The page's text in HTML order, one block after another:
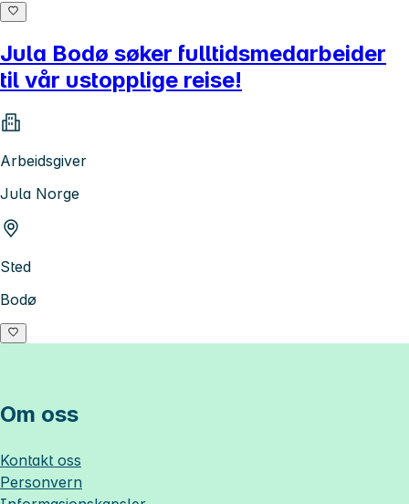
Jula Bodø søker fulltidsmedarbeider
til vår ustopplige reise!
Arbeidsgiver
Jula Norge
Sted
Bodø
Om oss
Kontakt oss
Personvern